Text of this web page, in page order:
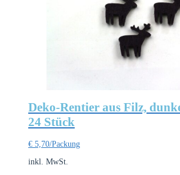
Deko-Rentier aus Filz,
24 Stück
€ 5,70/Packung
inkl. MwSt.